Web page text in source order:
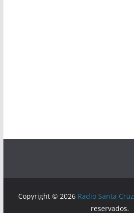
Copyright © 2026 Radio Santa Cruz
reservados.